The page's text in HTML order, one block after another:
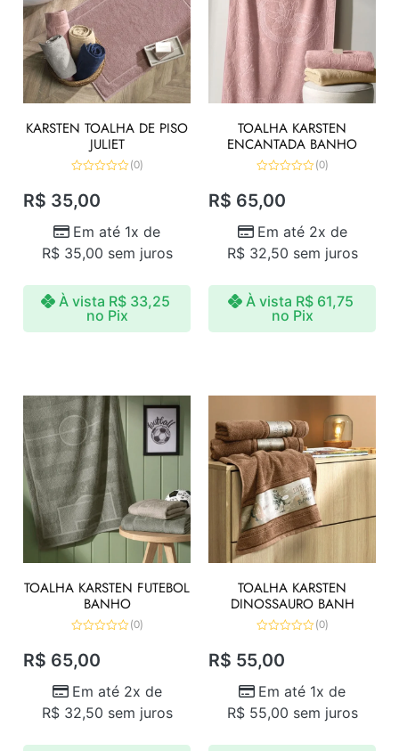
KARSTEN TOALHA DE PISO
JULIET
0
de
5
(0)
R$ 35,00
Em até 1x de
R$35,00 sem juros
À vista R$33,25
no Pix
TOALHA KARSTEN
ENCANTADA BANHO
0
de
5
(0)
R$ 65,00
Em até 2x de
R$32,50 sem juros
À vista R$61,75
no Pix
TOALHA KARSTEN FUTEBOL
BANHO
0
de
5
(0)
R$ 65,00
Em até 2x de
R$32,50 sem juros
TOALHA KARSTEN
DINOSSAURO BANH
0
de
5
(0)
R$ 55,00
Em até 1x de
R$55,00 sem juros